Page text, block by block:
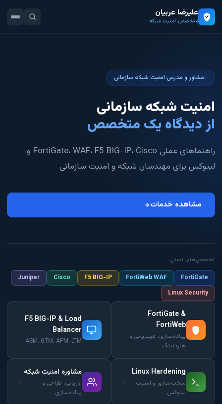
علیرضا عربیان
متخصص امنیت شبکه
مشاور و مدرس امنیت شبکه سازمانی
امنیت شبکه سازمانی
از دیدگاه یک متخصص
راهنماهای عملی FortiGate، WAF، F5 BIG-IP، Cisco و
لینوکس برای مهندسان شبکه و امنیت سازمانی
مشاهده خدمات
تخصص‌های اصلی
FortiGate
FortiWeb WAF
F5 BIG-IP
Cisco
Juniper
Linux Security
FortiGate &
FortiWeb
پیاده‌سازی، عیب‌یابی و
هاردنینگ
F5 BIG-IP & Load
Balancer
ASM، GTM، APM، LTM
Linux Hardening
سخت‌سازی و امنیت
لینوکس
مشاوره امنیت شبکه
ارزیابی، طراحی و
پیاده‌سازی